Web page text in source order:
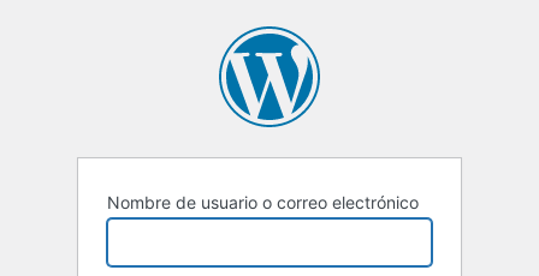
Nombre de usuario o correo electrónico